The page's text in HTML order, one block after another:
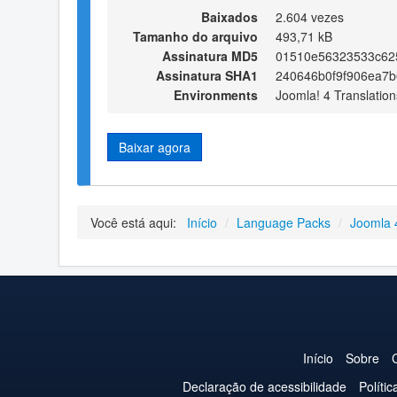
Baixados
2.604 vezes
Tamanho do arquivo
493,71 kB
Assinatura MD5
Assinatura SHA1
Environments
Joomla! 4
Baixar agora
Você está aqui: Início / Language Packs / Joomla
Início Sobre
Declaração de acessibilidade